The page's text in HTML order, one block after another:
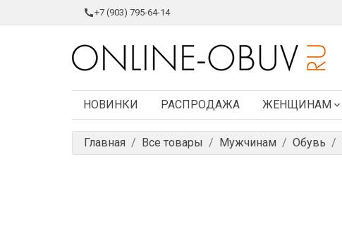
+7 (903) 795-64-14
НОВИНКИ РАСПРОДАЖА ЖЕНЩИНАМ
Главная Все товары Мужчинам Обувь